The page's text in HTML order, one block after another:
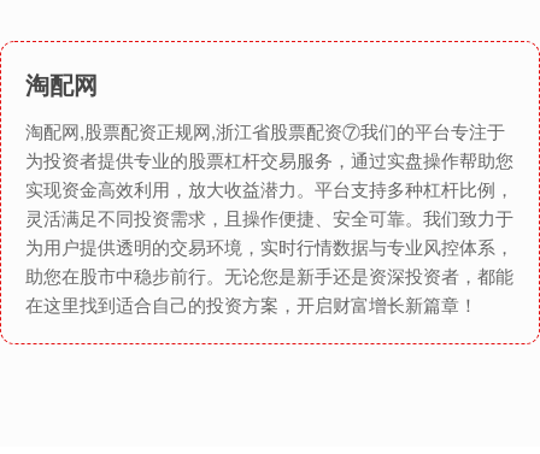
淘配网
淘配网,股票配资正规网,浙江省股票配资⑦我们的平台专注于
为投资者提供专业的股票杠杆交易服务，通过实盘操作帮助您
实现资金高效利用，放大收益潜力。平台支持多种杠杆比例，
灵活满足不同投资需求，且操作便捷、安全可靠。我们致力于
为用户提供透明的交易环境，实时行情数据与专业风控体系，
助您在股市中稳步前行。无论您是新手还是资深投资者，都能
在这里找到适合自己的投资方案，开启财富增长新篇章！